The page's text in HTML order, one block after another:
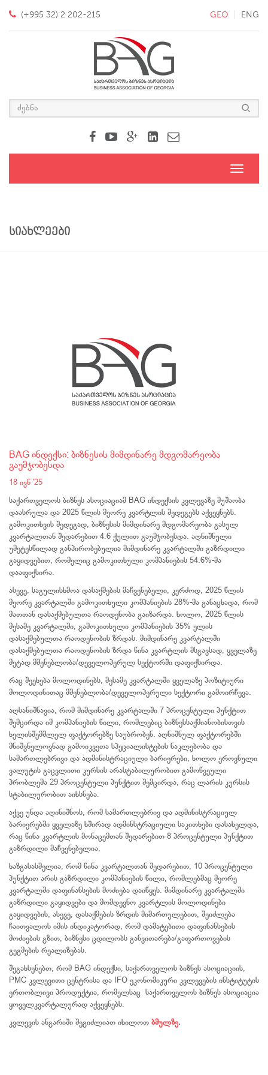
(+995 32) 2 202-215 GEO ENG
Toggle
სიახლეები
BAG ინდექსი: ბიზნესის მიმდინარე მდგომარეობა
გაუმჯობესდა
18 ივნ '25
საქართველოს ბიზნეს ასოციაციამ BAG ინდექსის კვლევაზე მუშაობა
დაასრულა და 2025 წლის მეორე კვარტლის შედეგებს აქვეყნებს.
გამოკითხვის შედეგად, ბიზნესის მიმდინარე მდგომარეობა გასულ
კვარტალთან შედარებით 4.6 ქულით გაუმჯობესდა. აღნიშნული
უმეტესწილად განპირობებულია მიმდინარე კვარტალში გაზრდილი
გაყიდვებით, რომელიც გამოკითხული კომპანიების 54.6%-მა
დააფიქსირა.
ასევე, საგულისხმოა დასაქმების მაჩვენებელი, კერძოდ, 2025 წლის
მეორე კვარტალში გამოკითხული კომპანიების 28%-მა განაცხადა, რომ
მათთან დასაქმებულთა რაოდენობა გაიზარდა. ხოლო, 2025 წლის
მესამე კვარტალში, გამოკითხული კომპანიების 35% ელის
დასაქმებულთა რაოდენობის ზრდას. მიმდინარე კვარტალში
დასაქმებულთა რაოდენობის ზრდა წინა კვარტლის მსგავსად, ყველაზე
მეტად მშენებლობა/დეველოპერულ სექტორში დაფიქსირდა.
რაც შეეხება მოლოდინებს, მესამე კვარტალში ყველაზე პოზიტიური
მოლოდინითაც მშენებლობა/დეველოპერული სექტორი გამოირჩევა.
აღსანიშნავია, რომ მიმდინარე კვარტალში 7 პროცენტული პუნქტით
შემცირდა იმ კომპანიების წილი, რომლებიც ბიზნესსაქმიანობისთვის
ხელისშემშლელ ფაქტორებზე საუბრობენ. აღნიშნულ ფაქტორებში
მნიშვნელოვნად გამოიკვეთა სპეციალისტების ნაკლებობა და
სამართლებრივი და ადმინისტრაციული ბარიერები, ხოლო ეროვნული
ვალუტის გაცვლითი კურსის არასტაბილურობით გამოწვეული
პრობლემა 29 პროცენტული პუნქტით შემცირდა, რაც ლარის კურსის
სტაბილურობით აიხსნება.
აქვე უნდა აღინიშნოს, რომ სამართლებრივ და ადმინისტრაციულ
ბარიერებში ყველაზე ხშირად ადმინსტრაციული საკითხები დასახელდა,
რაც წინა კვარტლის მონაცემთან შედარებით 8 პროცენტული პუნქტით
გაზრდილი მაჩვენებელია.
ხაზგასასმელია, რომ წინა კვარტალთან შედარებით, 10 პროცენტული
პუნქტით არის გაზრდილი კომპანიების წილი, რომლებმაც მეორე
კვარტალში დაფინანსების მოძიება დაიწყეს. მიმდინარე კვარტალში
გაზრდილი გაყიდვები და მომდევნო კვარტლის მოლოდინები
გაყიდვების, ასევე, დასაქმების ზრდის მიმართულებით, შეიძლება
ჩაითვალოს იმის ინდიკატორად, რომ დამატებითი დაფინანსების
მოძიების გზით, ბიზნესი ცდილობს განვითარება/გაფართოვების
გეგმების რეალიზებას.
შეგახსენებთ, რომ BAG ინდექსი, საქართველოს ბიზნეს ასოციაციის,
PMC კვლევითი ცენტრისა და IFO ეკონომიკური კვლევების ინსტიტუტის
ერთობლივი პროდუქტია, რომელსაც საქართველოს ბიზნეს ასოციაცია
ყოველკვარტალურად აქვეყნებს.
კვლევის ანგარიში შეგიძლიათ იხილოთ ბმულზე.